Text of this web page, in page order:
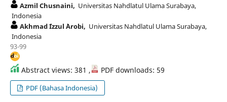
Azmil Chusnaini, Universitas Nahdlatul Ulama Surabaya,
Indonesia
Akhmad `Izzul `Arobi, Universitas Nahdlatul Ulama Surabaya,
Indonesia
93-99
Abstract views: 381 , PDF downloads: 59
PDF (Bahasa Indonesia)